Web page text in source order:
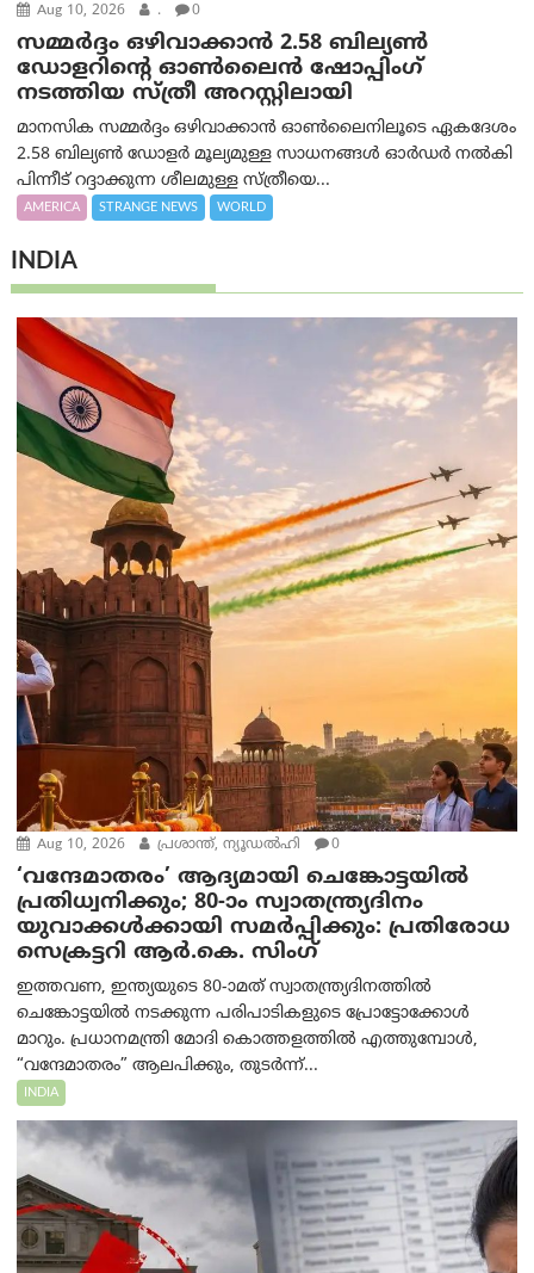
Aug 10, 2026 . 0
സമ്മര്‍ദ്ദം ഒഴിവാക്കാന്‍ 2.58 ബില്യൺ
ഡോളറിന്റെ ഓണ്‍ലൈന്‍ ഷോപ്പിംഗ്
നടത്തിയ സ്ത്രീ അറസ്റ്റിലായി
മാനസിക സമ്മര്‍ദ്ദം ഒഴിവാക്കാന്‍ ഓണ്‍ലൈനിലൂടെ ഏകദേശം
2.58 ബില്യൺ ഡോളർ മൂല്യമുള്ള സാധനങ്ങള്‍ ഓര്‍ഡര്‍ നല്‍കി
പിന്നീട് റദ്ദാക്കുന്ന ശീലമുള്ള സ്ത്രീയെ...
AMERICA STRANGE NEWS WORLD
INDIA
Aug 10, 2026 പ്രശാന്ത്, ന്യൂഡല്‍ഹി 0
‘വന്ദേമാതരം’ ആദ്യമായി ചെങ്കോട്ടയിൽ
പ്രതിധ്വനിക്കും; 80-ാം സ്വാതന്ത്ര്യദിനം
യുവാക്കൾക്കായി സമർപ്പിക്കും: പ്രതിരോധ
സെക്രട്ടറി ആർ.കെ. സിംഗ്
ഇത്തവണ, ഇന്ത്യയുടെ 80-ാമത് സ്വാതന്ത്ര്യദിനത്തിൽ
ചെങ്കോട്ടയിൽ നടക്കുന്ന പരിപാടികളുടെ പ്രോട്ടോക്കോൾ
മാറും. പ്രധാനമന്ത്രി മോദി കൊത്തളത്തിൽ എത്തുമ്പോൾ,
“വന്ദേമാതരം” ആലപിക്കും, തുടർന്ന്...
INDIA